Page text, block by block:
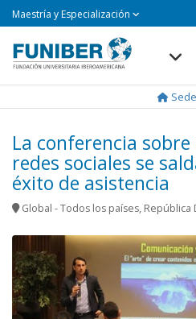
Maestría y Especialización
La conferencia
redes sociales se
éxito de asistencia
Global - Todos los países, República